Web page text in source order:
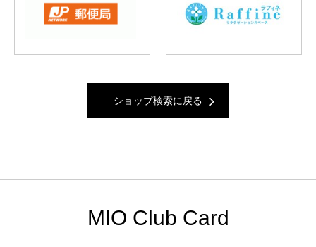
ショップ検索に戻る
MIO Club Card